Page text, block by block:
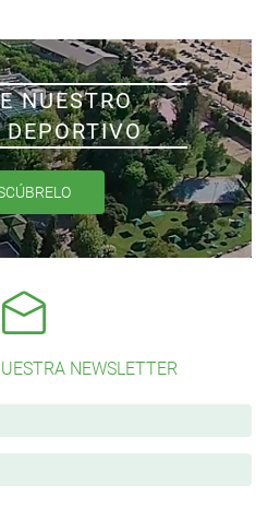
NUESTRO
DEPORTIVO
NEWSLETTER